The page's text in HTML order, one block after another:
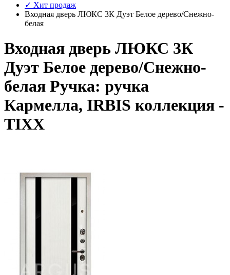
✓ Хит продаж
Входная дверь ЛЮКС 3К Дуэт Белое дерево/Снежно-
белая
Входная дверь ЛЮКС 3К
Дуэт Белое дерево/Снежно-
белая Ручка: ручка
Кармелла, IRBIS коллекция -
TIXX